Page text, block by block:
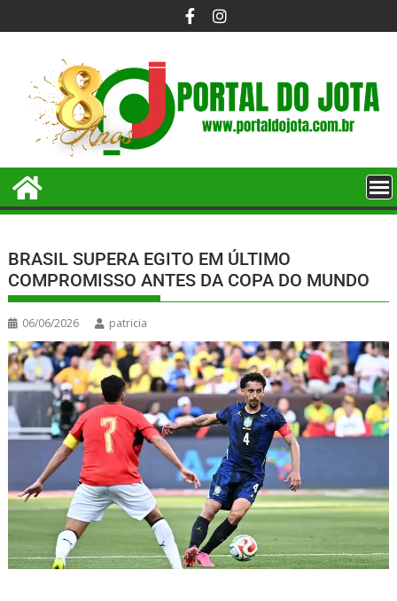
BRASIL SUPERA EGITO EM ÚLTIMO
COMPROMISSO ANTES DA COPA DO MUNDO
06/06/2026 patricia